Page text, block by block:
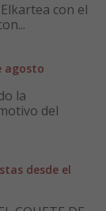
con el
agosto
la
del
desde el